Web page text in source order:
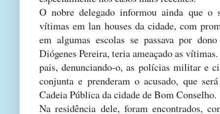
O nobre delegado informou ainda que o
vítimas em lan houses da cidade, com
em algumas escolas se passava por
Diógenes Pereira, teria ameaçado as
pais, denunciando-o, as polícias militar e
conjunta e prenderam o acusado, que
Cadeia Pública da cidade de Bom Conselho.
Na residência dele, foram encontrados,